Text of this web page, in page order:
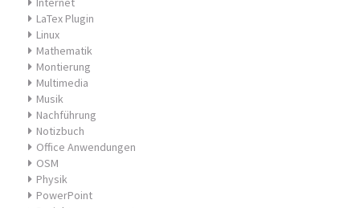
LaTex Plugin
Linux
Mathematik
Montierung
Multimedia
Musik
Nachführung
Notizbuch
Office Anwendungen
OSM
Physik
PowerPoint